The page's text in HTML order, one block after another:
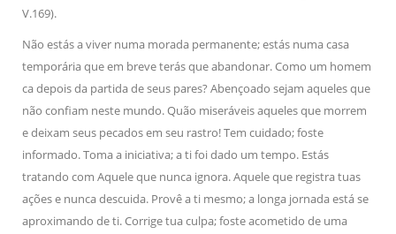
V.169).
Não estás a viver numa morada permanente; estás numa casa
temporária que em breve terás que abandonar. Como um homem
ca depois da partida de seus pares? Abençoado sejam aqueles que
não confiam neste mundo. Quão miseráveis aqueles que morrem
e deixam seus pecados em seu rastro! Tem cuidado; foste
informado. Toma a iniciativa; a ti foi dado um tempo. Estás
tratando com Aquele que nunca ignora. Aquele que registra tuas
ações e nunca descuida. Provê a ti mesmo; a longa jornada está se
aproximando de ti. Corrige tua culpa; foste acometido de uma